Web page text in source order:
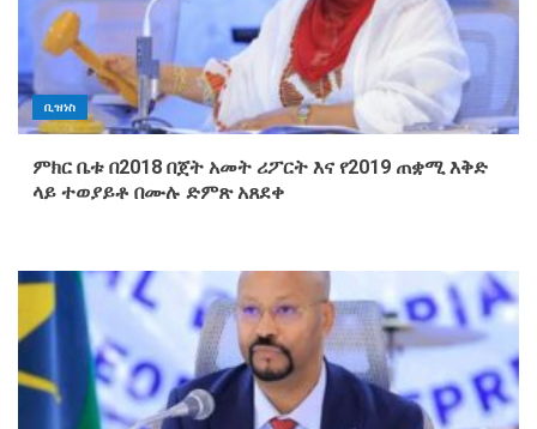
ቢዝነስ
ምክር ቤቱ በ2018 በጀት አመት ሪፖርት እና የ2019 ጠቋሚ እቅድ
ላይ ተወያይቶ በሙሉ ድምጽ አጸደቀ